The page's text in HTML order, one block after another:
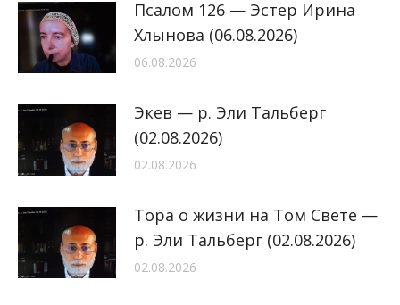
Псалом 126 — Эстер Ирина
Хлынова (06.08.2026)
06.08.2026
Экев — р. Эли Тальберг
(02.08.2026)
02.08.2026
Тора о жизни на Том Свете —
р. Эли Тальберг (02.08.2026)
02.08.2026